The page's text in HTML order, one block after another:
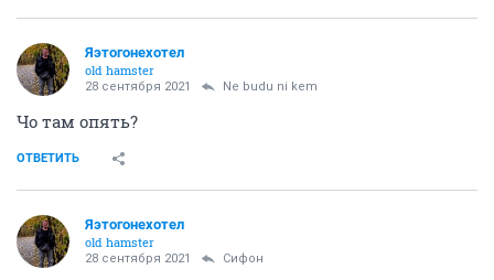
Яэтогонехотел
old hamster
28 сентября 2021 Ne budu ni kem
Чо там опять?
ОТВЕТИТЬ
Яэтогонехотел
old hamster
28 сентября 2021 Сифон